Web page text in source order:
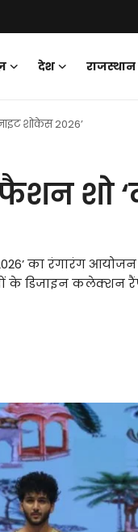
देश राजस्थान
शोकेस 2026’
शो
का रंगारंग आयोजन
के डिजाइन कलेक्शन